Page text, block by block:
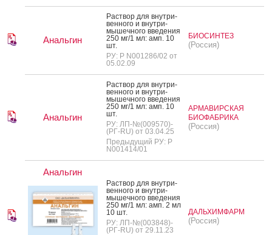
Анальгин
Рас­твор для внут­ри­
вен­но­го и внут­ри­
мышеч­но­го вве­дения
250 мг/1 мл: амп. 10
шт.
РУ: Р N001286/02 от
05.02.09
БИОСИНТЕЗ
(Россия)
Анальгин
Рас­твор для внут­ри­
вен­но­го и внут­ри­
мышеч­но­го вве­дения
250 мг/1 мл: амп. 10
шт.
РУ: ЛП-№(009570)-
(РГ-RU) от 03.04.25
Предыдущий РУ: Р
N001414/01
АРМАВИРСКАЯ
БИОФАБРИКА
(Россия)
Анальгин
Рас­твор для внут­ри­
вен­но­го и внут­ри­
мышеч­но­го вве­дения
250 мг/1 мл: амп. 2 мл
10 шт.
РУ: ЛП-№(003848)-
(РГ-RU) от 29.11.23
ДАЛЬХИМФАРМ
(Россия)